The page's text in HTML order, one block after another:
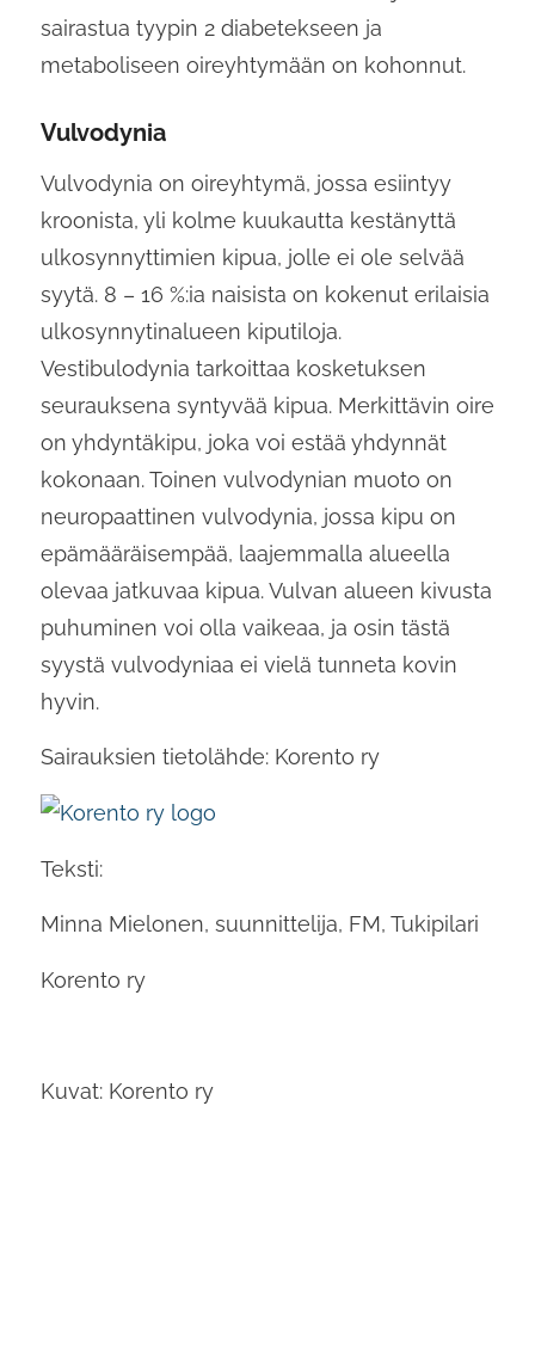
sairastua tyypin 2 diabetekseen ja
metaboliseen oireyhtymään on kohonnut.
Vulvodynia
Vulvodynia on oireyhtymä, jossa esiintyy
kroonista, yli kolme kuukautta kestänyttä
ulkosynnyttimien kipua, jolle ei ole selvää
syytä. 8 – 16 %:ia naisista on kokenut erilaisia
ulkosynnytinalueen kiputiloja.
Vestibulodynia tarkoittaa kosketuksen
seurauksena syntyvää kipua. Merkittävin oire
on yhdyntäkipu, joka voi estää yhdynnät
kokonaan. Toinen vulvodynian muoto on
neuropaattinen vulvodynia, jossa kipu on
epämääräisempää, laajemmalla alueella
olevaa jatkuvaa kipua. Vulvan alueen kivusta
puhuminen voi olla vaikeaa, ja osin tästä
syystä vulvodyniaa ei vielä tunneta kovin
hyvin.
Sairauksien tietolähde: Korento ry
Teksti:
Minna Mielonen, suunnittelija, FM, Tukipilari
Korento ry
Kuvat: Korento ry